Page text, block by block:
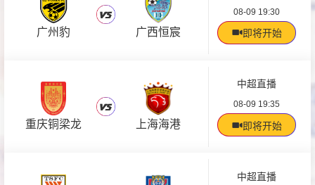
广州豹 广西恒宸
08-09 19:30
即将开始
重庆铜梁龙 上海海港
中超直播
08-09 19:35
即将开始
中超直播